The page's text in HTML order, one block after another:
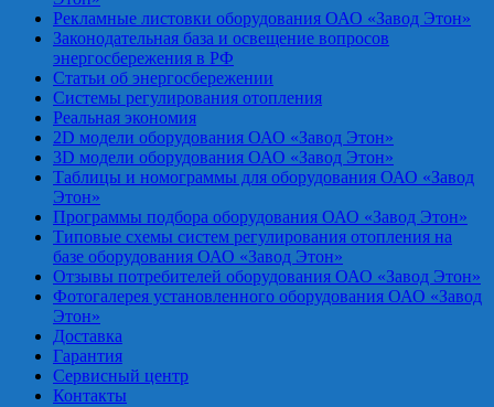
Рекламные листовки оборудования ОАО «Завод Этон»
Законодательная база и освещение вопросов
энергосбережения в РФ
Статьи об энергосбережении
Системы регулирования отопления
Реальная экономия
2D модели оборудования ОАО «Завод Этон»
3D модели оборудования ОАО «Завод Этон»
Таблицы и номограммы для оборудования ОАО «Завод
Этон»
Программы подбора оборудования ОАО «Завод Этон»
Типовые схемы систем регулирования отопления на
базе оборудования ОАО «Завод Этон»
Отзывы потребителей оборудования ОАО «Завод Этон»
Фотогалерея установленного оборудования ОАО «Завод
Этон»
Доставка
Гарантия
Сервисный центр
Контакты